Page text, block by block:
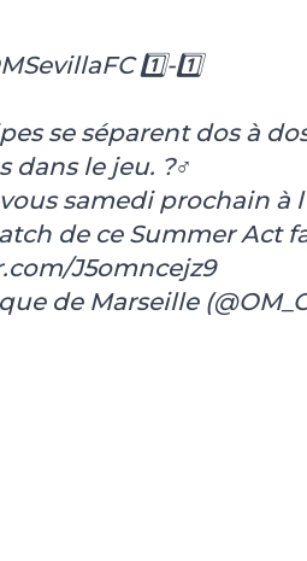
1️⃣-1️⃣
se séparent dos à
dans le jeu. ?‍♂️
samedi prochain à
de ce Summer Act
J5omncejz9
de Marseille